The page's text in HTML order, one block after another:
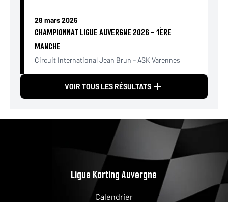
28 mars 2026
CHAMPIONNAT LIGUE AUVERGNE 2026 - 1ÈRE
MANCHE
Circuit International Jean Brun – ASK Varennes
VOIR TOUS LES RÉSULTATS
Ligue Karting Auvergne
Calendrier